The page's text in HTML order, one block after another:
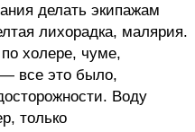
делать экипажам
лихорадка, малярия.
холере, чуме,
все это было,
Воду
только